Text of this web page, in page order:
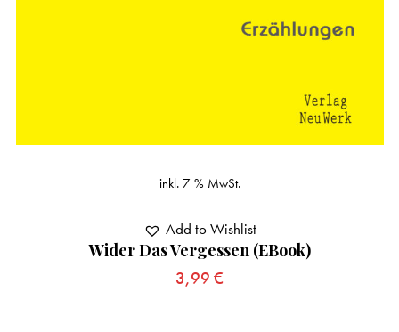
Wider Das Vergessen (eBook)
3,99 €
inkl. 7 % MwSt.
Add to Wishlist